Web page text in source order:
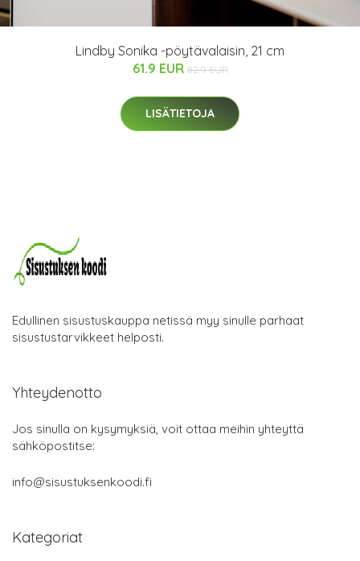
Lindby Sonika -pöytävalaisin, 21 cm
61.9 EUR 82.9 EUR
LISÄTIETOJA
Edullinen sisustuskauppa netissä myy sinulle parhaat
sisustustarvikkeet helposti.
Yhteydenotto
Jos sinulla on kysymyksiä, voit ottaa meihin yhteyttä
sähköpostitse:
info@sisustuksenkoodi.fi
Kategoriat